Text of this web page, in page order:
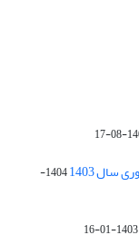
1403
1404-
1403-01-16